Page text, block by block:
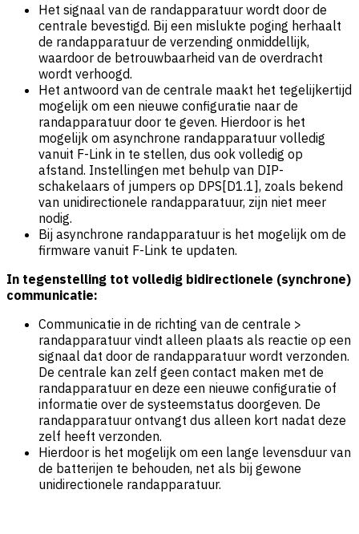
Het signaal van de randapparatuur wordt door de
centrale bevestigd. Bij een mislukte poging herhaalt
de randapparatuur de verzending onmiddellijk,
waardoor de betrouwbaarheid van de overdracht
wordt verhoogd.
Het antwoord van de centrale maakt het tegelijkertijd
mogelijk om een nieuwe configuratie naar de
randapparatuur door te geven. Hierdoor is het
mogelijk om asynchrone randapparatuur volledig
vanuit F-Link in te stellen, dus ook volledig op
afstand. Instellingen met behulp van DIP-
schakelaars of jumpers op DPS[D1.1], zoals bekend
van unidirectionele randapparatuur, zijn niet meer
nodig.
Bij asynchrone randapparatuur is het mogelijk om de
firmware vanuit F-Link te updaten.
In tegenstelling tot volledig bidirectionele (synchrone)
communicatie:
Communicatie in de richting van de centrale >
randapparatuur vindt alleen plaats als reactie op een
signaal dat door de randapparatuur wordt verzonden.
De centrale kan zelf geen contact maken met de
randapparatuur en deze een nieuwe configuratie of
informatie over de systeemstatus doorgeven. De
randapparatuur ontvangt dus alleen kort nadat deze
zelf heeft verzonden.
Hierdoor is het mogelijk om een lange levensduur van
de batterijen te behouden, net als bij gewone
unidirectionele randapparatuur.